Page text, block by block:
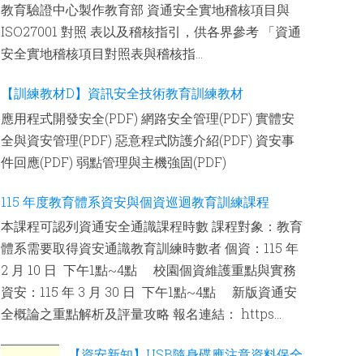
教育驗證中心製作教育部 資通安全實地稽核項目與
ISO27001 對照 表以及稽核指引，供各界參考 「資通
安全實地稽核項目對照表與稽核指...
【訓練教材D】資訊安全技術教育訓練教材
應用程式開發安全(PDF) 網路安全管理(PDF) 實體安
全與資安管理(PDF) 惡意程式防護介紹(PDF) 資安事
件回應(PDF) 弱點管理與主機強固(PDF)
115 年度教育體系資安與個資巡迴教育訓練課程
本課程可認列資通安全通識課程時數 課程對象：教育
體系需要取得資安通識教育訓練時數者 個資：115 年
2 月 10 日 下午1點~4點 校園個資維護重點與實務
資安：115 年 3 月 30 日 下午1點~4點 新版資通安
全概論之重點解析及評量攻略 報名連結： https...